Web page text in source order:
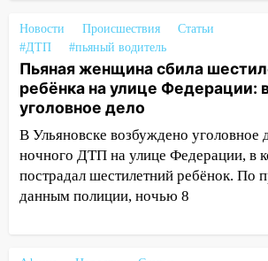
15:27
Прокуратура проверяет
капремонт школы в селе
15:08 В Кузоватово после
проверки обновили
пешеходных переходах
14:40 На проспекте Гая в
запретили остановку
50-метровом участке
В Новом городе 8
Новости Происшествия
Статьи
#ДТП
#пьяный водитель
Пьяная женщина сбила
ребёнка на улице Федерации:
уголовное дело
В Ульяновске возбуждено уголовное
ночного ДТП на улице Федерации, в
пострадал шестилетний ребёнок. По
данным полиции, ночью 8